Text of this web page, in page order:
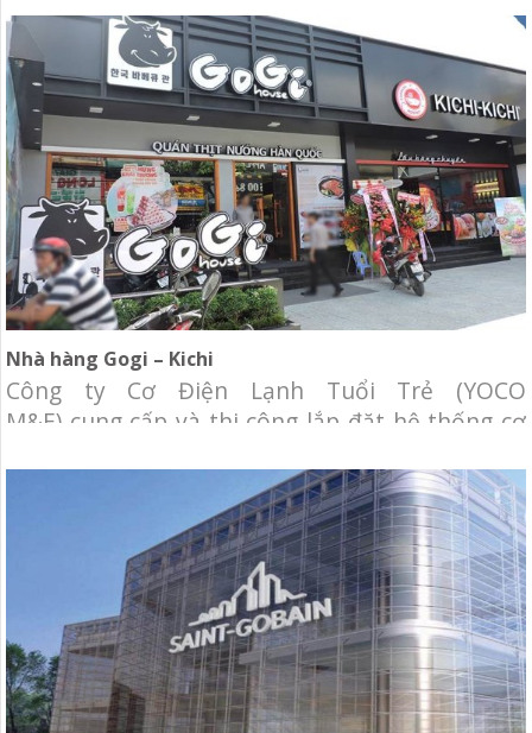
tư: Công ty TNHH Đầu Tư Bất Động Sản New
Plan Địa điểm: TTTM BigC Trường Chinh, Tân
Phú. Hạng mục: Cung cấp và thi công hệ
Nhà hàng Gogi – Kichi
Công ty Cơ Điện Lạnh Tuổi Trẻ (YOCO
M&E) cung cấp và thi công lắp đặt hệ thống cơ
Chủ đầu tư: Nhà hàng Gogi House – Kichi Kichi
Diện tích: 600m2 Địa điểm: Nguyễn Ảnh Thủ,
quận 12, Tp.HCM Hạng mục: Cung cấp và thi